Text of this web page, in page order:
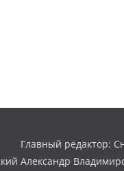
Главный редактор:
Александр